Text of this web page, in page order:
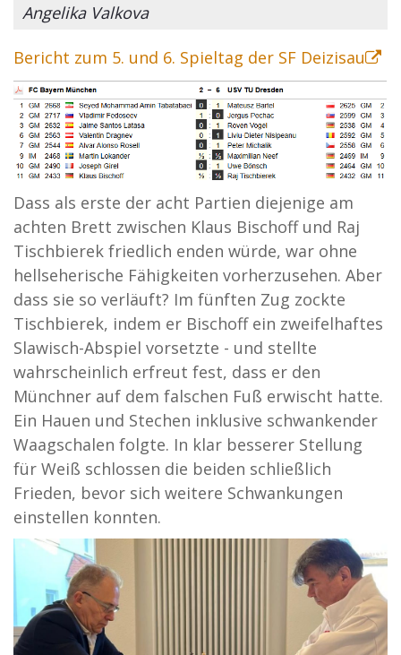
Angelika Valkova
Bericht zum 5. und 6. Spieltag der SF Deizisau
Dass als erste der acht Partien diejenige am
achten Brett zwischen Klaus Bischoff und Raj
Tischbierek friedlich enden würde, war ohne
hellseherische Fähigkeiten vorherzusehen. Aber
dass sie so verläuft? Im fünften Zug zockte
Tischbierek, indem er Bischoff ein zweifelhaftes
Slawisch-Abspiel vorsetzte - und stellte
wahrscheinlich erfreut fest, dass er den
Münchner auf dem falschen Fuß erwischt hatte.
Ein Hauen und Stechen inklusive schwankender
Waagschalen folgte. In klar besserer Stellung
für Weiß schlossen die beiden schließlich
Frieden, bevor sich weitere Schwankungen
einstellen konnten.